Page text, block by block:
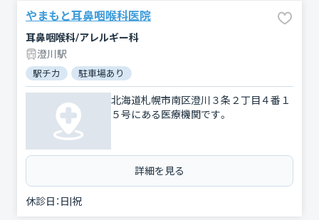
やまもと耳鼻咽喉科医院
耳鼻咽喉科/アレルギー科
澄川駅
駅チカ 駐車場あり
北海道札幌市南区澄川３条２丁目４番１
５号にある医療機関です。
詳細を見る
休診日： 日|祝